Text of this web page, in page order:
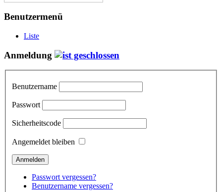
Benutzermenü
Liste
Anmeldung
Benutzername
Passwort
Sicherheitscode
Angemeldet bleiben
Passwort vergessen?
Benutzername vergessen?